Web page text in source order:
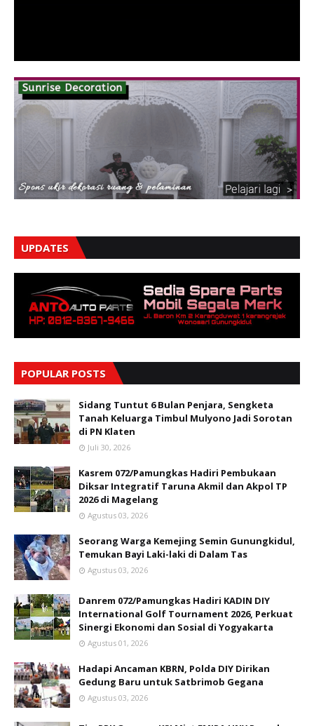
UPDATES
POPULAR POSTS
Sidang Tuntut 6 Bulan Penjara, Sengketa
Tanah Keluarga Timbul Mulyono Jadi Sorotan
di PN Klaten
Juli 30, 2026
Kasrem 072/Pamungkas Hadiri Pembukaan
Diksar Integratif Taruna Akmil dan Akpol TP
2026 di Magelang
Agustus 03, 2026
Seorang Warga Kemejing Semin Gunungkidul,
Temukan Bayi Laki-laki di Dalam Tas
Agustus 03, 2026
Danrem 072/Pamungkas Hadiri KADIN DIY
International Golf Tournament 2026, Perkuat
Sinergi Ekonomi dan Sosial di Yogyakarta
Agustus 01, 2026
Hadapi Ancaman KBRN, Polda DIY Dirikan
Gedung Baru untuk Satbrimob Gegana
Agustus 03, 2026